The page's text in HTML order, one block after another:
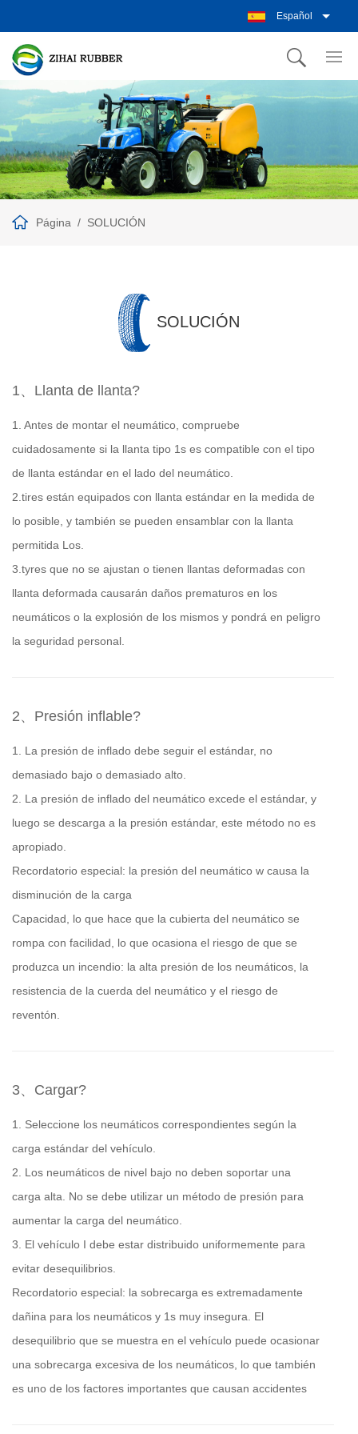
Español
Página SOLUCIÓN
SOLUCIÓN
1、Llanta de llanta?
1. Antes de montar el neumático, compruebe
cuidadosamente si la llanta tipo 1s es compatible con el tipo
de llanta estándar en el lado del neumático.
2.tires están equipados con llanta estándar en la medida de
lo posible, y también se pueden ensamblar con la llanta
permitida Los.
3.tyres que no se ajustan o tienen llantas deformadas con
llanta deformada causarán daños prematuros en los
neumáticos o la explosión de los mismos y pondrá en peligro
la seguridad personal.
2、Presión inflable?
1. La presión de inflado debe seguir el estándar, no
demasiado bajo o demasiado alto.
2. La presión de inflado del neumático excede el estándar, y
luego se descarga a la presión estándar, este método no es
apropiado.
Recordatorio especial: la presión del neumático w causa la
disminución de la carga
Capacidad, lo que hace que la cubierta del neumático se
rompa con facilidad, lo que ocasiona el riesgo de que se
produzca un incendio: la alta presión de los neumáticos, la
resistencia de la cuerda del neumático y el riesgo de
reventón.
3、Cargar?
1. Seleccione los neumáticos correspondientes según la
carga estándar del vehículo.
2. Los neumáticos de nivel bajo no deben soportar una
carga alta. No se debe utilizar un método de presión para
aumentar la carga del neumático.
3. El vehículo I debe estar distribuido uniformemente para
evitar desequilibrios.
Recordatorio especial: la sobrecarga es extremadamente
dañina para los neumáticos y 1s muy insegura. El
desequilibrio que se muestra en el vehículo puede ocasionar
una sobrecarga excesiva de los neumáticos, lo que también
es uno de los factores importantes que causan accidentes